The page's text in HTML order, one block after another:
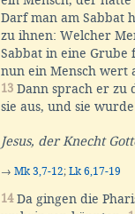
Darf man am Sabbat
zu ihnen: Welcher
Sabbat in eine
nun ein Mensch wert
13 Dann sprach er zu
sie aus, und sie
Jesus, der Knecht
→ Mk 3,7-12; Lk 6,17-19
14Da gingen die